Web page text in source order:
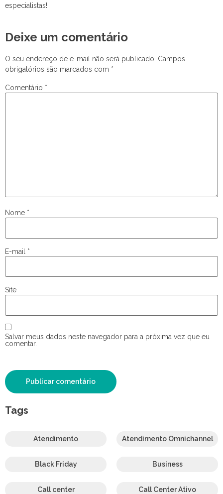
especialistas!
Deixe um comentário
O seu endereço de e-mail não será publicado. Campos
obrigatórios são marcados com *
Comentário *
Nome *
E-mail *
Site
Salvar meus dados neste navegador para a próxima vez que eu
comentar.
Tags
Atendimento Atendimento Omnichannel
Black Friday Business
Call center Call Center Ativo